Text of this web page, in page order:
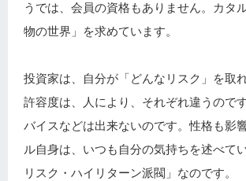
うでは、会員の資格もありません。カタ
物の世界」を求めています。
投資家は、自分が「どんなリスク」を
許容度は、人により、それぞれ違うので
バイスなどは出来ないのです。性格も影
ル自身は、いつも自分の気持ちを述べて
リスク・ハイリターン派閥」なのです。